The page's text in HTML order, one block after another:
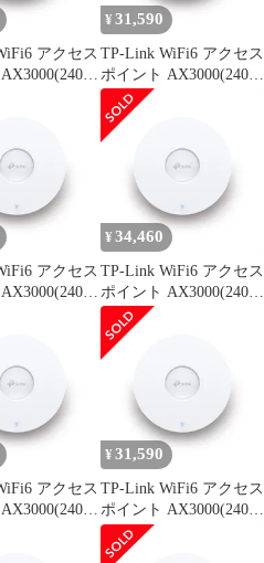
アクセス
規格 11ax
ーリング
シュ PoE+
ム設計
¥ 31,590
TP-Link WiFi6 アクセス
ポイント AX3000(2402
+ 574Mbps) 規格 11ax
法人向け シーリング
Omadaメッシュ PoE+
対応 超スリム設計
EAP653
アクセス
規格 11ax
ーリング
シュ PoE+
ム設計
¥ 34,460
TP-Link WiFi6 アクセス
ポイント AX3000(2402
+ 574Mbps) 規格 11ax
法人向け シーリング
Omadaメッシュ PoE+
対応 超スリム設計
EAP653
アクセス
規格 11ax
ーリング
¥ 31,590
TP-Link WiFi6 アクセス
ポイント AX3000(2402
+ 574Mbps) 規格 11ax
法人向け シーリング